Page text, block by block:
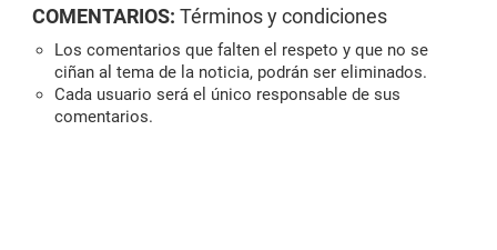
COMENTARIOS: Términos y condiciones
Los comentarios que falten el respeto y que no se
ciñan al tema de la noticia, podrán ser eliminados.
Cada usuario será el único responsable de sus
comentarios.